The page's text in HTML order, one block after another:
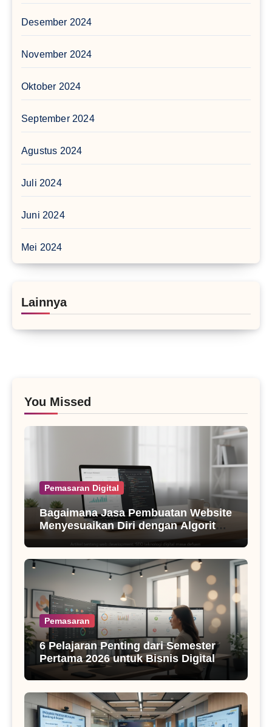
Desember 2024
November 2024
Oktober 2024
September 2024
Agustus 2024
Juli 2024
Juni 2024
Mei 2024
Lainnya
You Missed
Pemasaran Digital
Bagaimana Jasa Pembuatan Website
Menyesuaikan Diri dengan Algoritma
SEO Masa Kini
Pemasaran
6 Pelajaran Penting dari Semester
Pertama 2026 untuk Bisnis Digital